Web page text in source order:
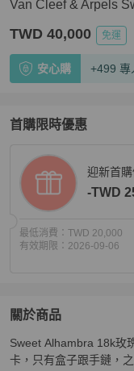
Van Cleef & Arpels
TWD 40,000 免運
安心購 +499 專
首購限時優惠
迎新首
-TWD
最低消費： TWD 20,000
有效期限： 2026-09-06
關於商品
關於Van Cleef &
Sweet Alhambra 18k玫
卡，只有盒子跟手鏈，